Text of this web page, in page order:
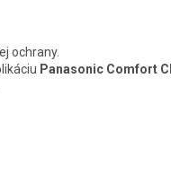
ochrany.
Panasonic Comfort